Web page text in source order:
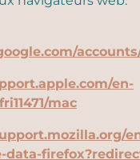
en-
mac
data-